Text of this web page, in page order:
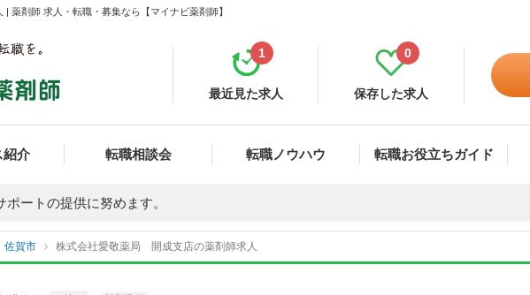
剤師 求人・転職・募集なら【マイナビ薬剤師】
最近見た求人
1
保存した求人
0
紹介 転職相談会 転職ノウハウ 転職お役立ちガイド
ートの提供に努めます。
佐賀市 株式会社愛敬薬局 開成支店の薬剤師求人